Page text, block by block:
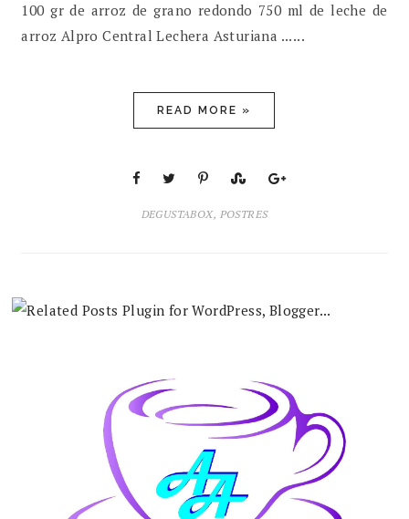
100 gr de arroz de grano redondo 750 ml de leche de
arroz Alpro Central Lechera Asturiana ......
READ MORE »
DEGUSTABOX, POSTRES